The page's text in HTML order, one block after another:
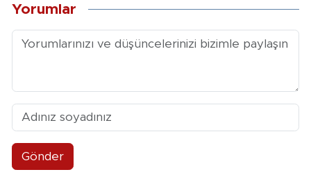
Yorumlar
Gönder